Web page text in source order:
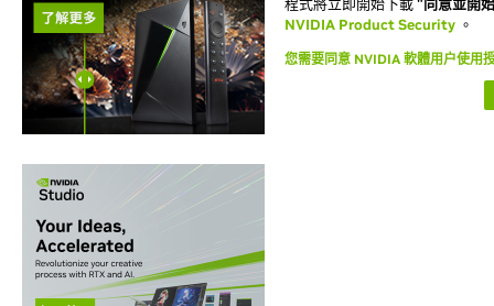
程式將立即開始下載"同意並開
NVIDIA Product Security 。
您需要同意 NVIDIA 軟體用户使用